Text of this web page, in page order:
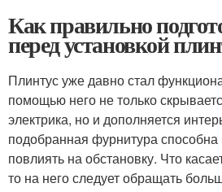
Как правильно
перед установкой
Плинтус уже давно стал
помощью него не только
электрика, но и дополняется
подобранная фурнитура
повлиять на обстановку. Что
то на него следует обращать